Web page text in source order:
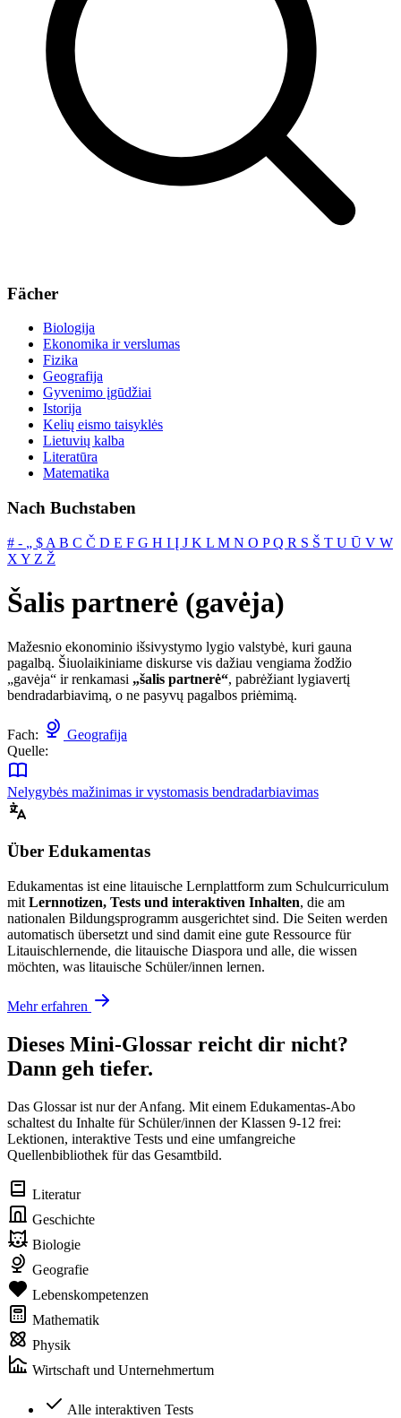
Fächer
Biologija
Ekonomika ir verslumas
Fizika
Geografija
Gyvenimo įgūdžiai
Istorija
Kelių eismo taisyklės
Lietuvių kalba
Literatūra
Matematika
Nach Buchstaben
# ‐ „ $ A B C Č D E F G H I Į J K L M N O PQ R S Š T U Ū V W
X Y Z Ž
Šalis partnerė (gavėja)
Mažesnio ekonominio išsivystymo lygio valstybė, kuri gauna
pagalbą. Šiuolaikiniame diskurse vis dažiau vengiama žodžio
„gavėja“ ir renkamasi „šalis partnerė“, pabrėžiant lygiavertį
bendradarbiavimą, o ne pasyvų pagalbos priėmimą.
Fach:
Geografija
Quelle:
Nelygybės mažinimas ir vystomasis bendradarbiavimas
Über Edukamentas
Edukamentas ist eine litauische Lernplattform zum Schulcurriculum
mit Lernnotizen, Tests und interaktiven Inhalten, die am
nationalen Bildungsprogramm ausgerichtet sind. Die Seiten werden
automatisch übersetzt und sind damit eine gute Ressource für
Litauischlernende, die litauische Diaspora und alle, die wissen
möchten, was litauische Schüler/innen lernen.
Mehr erfahren
Dieses Mini-Glossar reicht dir nicht?
Dann geh tiefer.
Das Glossar ist nur der Anfang. Mit einem Edukamentas-Abo
schaltest du Inhalte für Schüler/innen der Klassen 9-12 frei:
Lektionen, interaktive Tests und eine umfangreiche
Quellenbibliothek für das Gesamtbild.
Literatur
Geschichte
Biologie
Geografie
Lebenskompetenzen
Mathematik
Physik
Wirtschaft und Unternehmertum
Alle interaktiven Tests